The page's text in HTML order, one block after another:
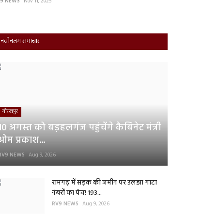
नवीनतम समाचार
गोरखपुर
अगस्त को बड़हलगंज पहुंचेंगे कैबिनेट मंत्री
प्रकाश...
NEWS Aug 9, 2026
रामगढ़ में सड़क की जमीन पर उलझा गाटा
नंबरों का पेच! 193...
RV9 NEWS Aug 9, 2026